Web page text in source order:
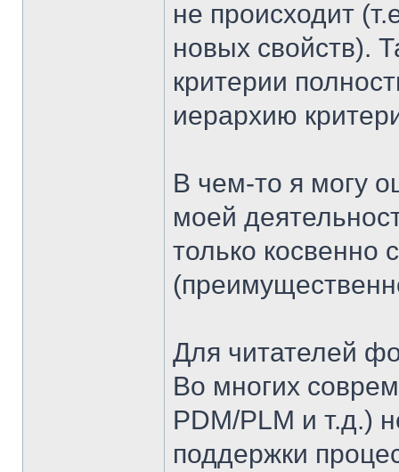
не происходит
новых свойств).
критерии
иерархию
В чем-то я могу
моей
только косвенно
Для читателей
Во многих
PDM/PLM и т.д.)
поддержки